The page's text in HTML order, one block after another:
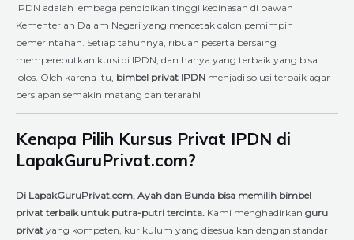
IPDN adalah lembaga pendidikan tinggi kedinasan di bawah
Kementerian Dalam Negeri yang mencetak calon pemimpin
pemerintahan. Setiap tahunnya, ribuan peserta bersaing
memperebutkan kursi di IPDN, dan hanya yang terbaik yang bisa
lolos. Oleh karena itu, bimbel privat IPDN menjadi solusi terbaik agar
persiapan semakin matang dan terarah!
Kenapa Pilih Kursus Privat IPDN di
LapakGuruPrivat.com?
Di LapakGuruPrivat.com, Ayah dan Bunda bisa memilih bimbel
privat terbaik untuk putra-putri tercinta. Kami menghadirkan guru
privat yang kompeten, kurikulum yang disesuaikan dengan standar